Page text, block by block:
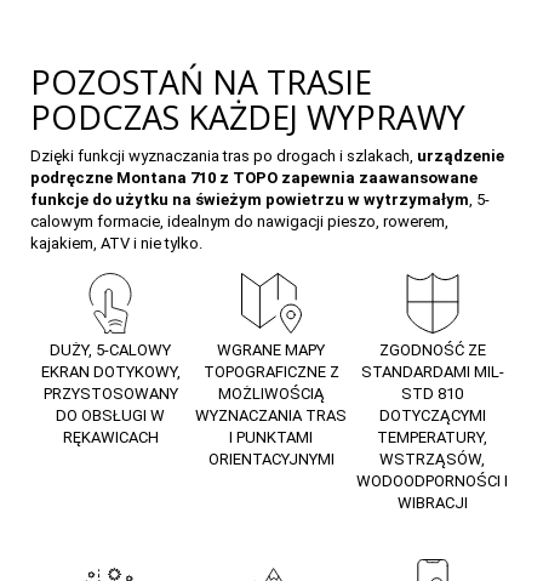
POZOSTAŃ NA TRASIE
PODCZAS KAŻDEJ WYPRAWY
Dzięki funkcji wyznaczania tras po drogach i szlakach, urządzenie
podręczne Montana 710 z TOPO zapewnia zaawansowane
funkcje do użytku na świeżym powietrzu w wytrzymałym , 5-
calowym formacie, idealnym do nawigacji pieszo, rowerem,
kajakiem, ATV i nie tylko.
DUŻY, 5-CALOWY
EKRAN DOTYKOWY,
PRZYSTOSOWANY
DO OBSŁUGI W
RĘKAWICACH
WGRANE MAPY
TOPOGRAFICZNE Z
MOŻLIWOŚCIĄ
WYZNACZANIA TRAS
I PUNKTAMI
ORIENTACYJNYMI
ZGODNOŚĆ ZE
STANDARDAMI MIL-
STD 810
DOTYCZĄCYMI
TEMPERATURY,
WSTRZĄSÓW,
WODOODPORNOŚCI I
WIBRACJI